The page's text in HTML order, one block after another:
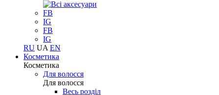
FB
IG
FB
IG
RU UA EN
Косметика
Косметика
Для волосся
Для волосся
Весь розділ